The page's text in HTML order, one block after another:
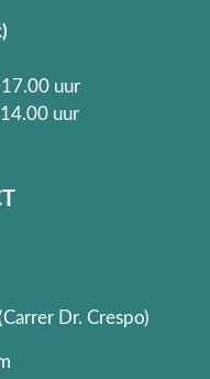
uur
uur
Dr. Crespo)